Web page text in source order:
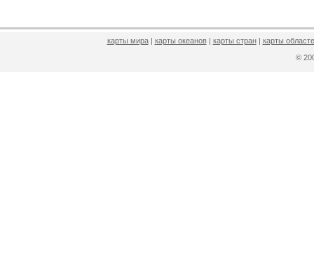
карты мира| карты океанов| карты стран| карты
©